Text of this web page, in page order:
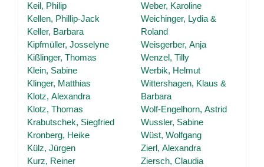
Keil, Philip
Kellen, Phillip-Jack
Keller, Barbara
Kipfmüller, Josselyne
Kißlinger, Thomas
Klein, Sabine
Klinger, Matthias
Klotz, Alexandra
Klotz, Thomas
Krabutschek, Siegfried
Kronberg, Heike
Külz, Jürgen
Kurz, Reiner
Weber, Karoline
Weichinger, Lydia &
Roland
Weisgerber, Anja
Wenzel, Tilly
Werbik, Helmut
Wittershagen, Klaus &
Barbara
Wolf-Engelhorn, Astrid
Wussler, Sabine
Wüst, Wolfgang
Zierl, Alexandra
Ziersch, Claudia